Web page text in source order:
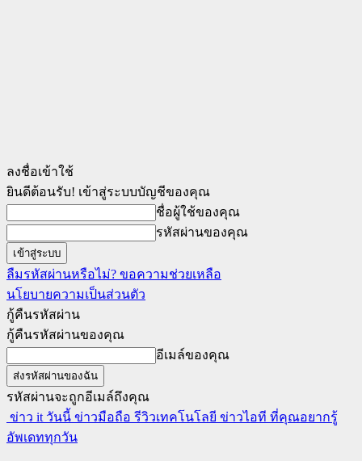
ลงชื่อเข้าใช้
ยินดีต้อนรับ! เข้าสู่ระบบบัญชีของคุณ
ชื่อผู้ใช้ของคุณ
รหัสผ่านของคุณ
ลืมรหัสผ่านหรือไม่? ขอความช่วยเหลือ
นโยบายความเป็นส่วนตัว
กู้คืนรหัสผ่าน
กู้คืนรหัสผ่านของคุณ
อีเมล์ของคุณ
รหัสผ่านจะถูกอีเมล์ถึงคุณ
ข่าว it วันนี้ ข่าวมือถือ รีวิวเทคโนโลยี ข่าวไอที ที่คุณอยากรู้
อัพเดททุกวัน